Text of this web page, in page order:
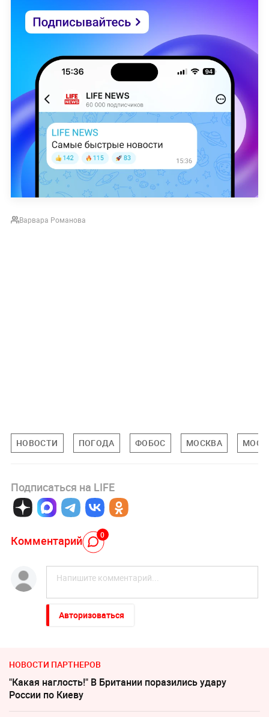
Варвара Романова
НОВОСТИ ПОГОДА ФОБОС МОСКВА
Подписаться на LIFE
Комментарий 0
Авторизоваться
НОВОСТИ ПАРТНЕРОВ
"Какая наглость!" В Британии поразились удару
России по Киеву